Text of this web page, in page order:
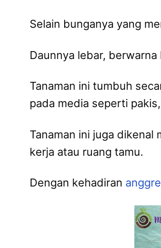
Selain bunganya yang
Daunnya lebar,
Tanaman ini tumbuh
pada media seperti
Tanaman ini juga
kerja atau ruang tamu.
Dengan kehadiran